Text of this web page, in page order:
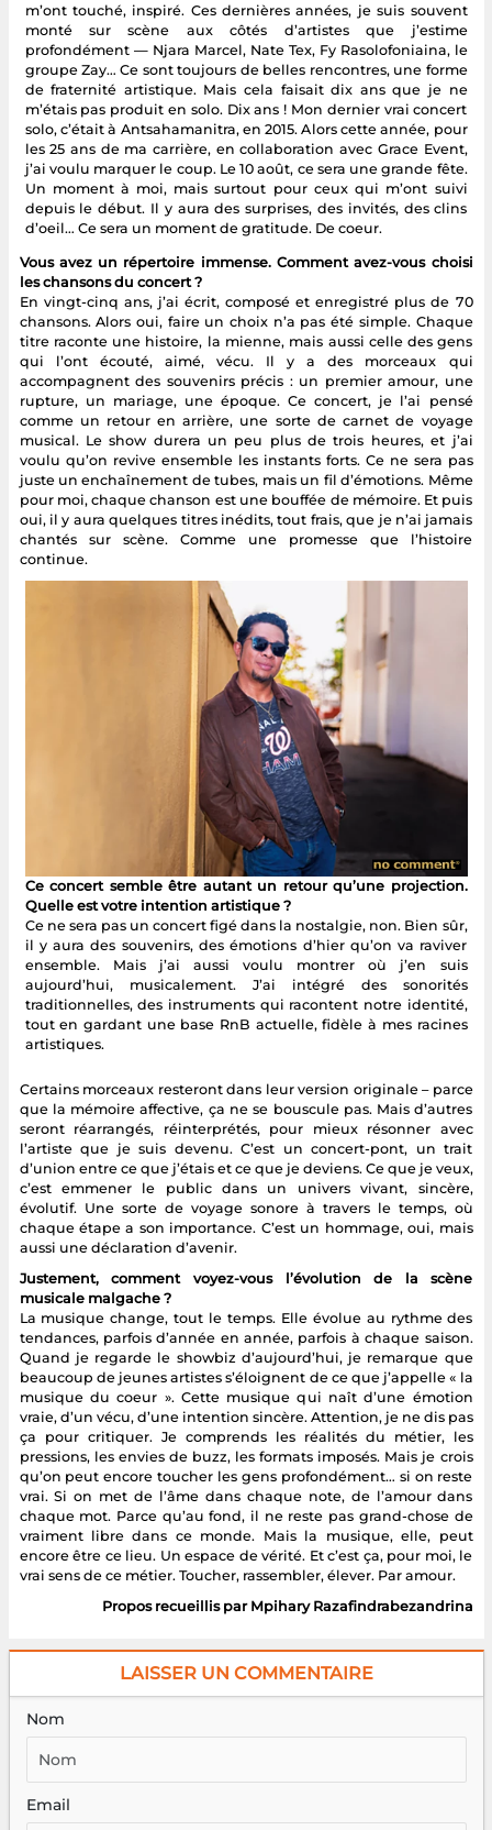
m’ont touché, inspiré. Ces dernières années, je suis souvent
monté sur scène aux côtés d’artistes que j’estime
profondément — Njara Marcel, Nate Tex, Fy Rasolofoniaina, le
groupe Zay… Ce sont toujours de belles rencontres, une forme
de fraternité artistique. Mais cela faisait dix ans que je ne
m’étais pas produit en solo. Dix ans ! Mon dernier vrai concert
solo, c’était à Antsahamanitra, en 2015. Alors cette année, pour
les 25 ans de ma carrière, en collaboration avec Grace Event,
j’ai voulu marquer le coup. Le 10 août, ce sera une grande fête.
Un moment à moi, mais surtout pour ceux qui m’ont suivi
depuis le début. Il y aura des surprises, des invités, des clins
d’oeil… Ce sera un moment de gratitude. De coeur.
Vous avez un répertoire immense. Comment avez-vous choisi
les chansons du concert ?
En vingt-cinq ans, j’ai écrit, composé et enregistré plus de 70
chansons. Alors oui, faire un choix n’a pas été simple. Chaque
titre raconte une histoire, la mienne, mais aussi celle des gens
qui l’ont écouté, aimé, vécu. Il y a des morceaux qui
accompagnent des souvenirs précis : un premier amour, une
rupture, un mariage, une époque. Ce concert, je l’ai pensé
comme un retour en arrière, une sorte de carnet de voyage
musical. Le show durera un peu plus de trois heures, et j’ai
voulu qu’on revive ensemble les instants forts. Ce ne sera pas
juste un enchaînement de tubes, mais un fil d’émotions. Même
pour moi, chaque chanson est une bouffée de mémoire. Et puis
oui, il y aura quelques titres inédits, tout frais, que je n’ai jamais
chantés sur scène. Comme une promesse que l’histoire
continue.
Ce concert semble être autant un retour qu’une projection.
Quelle est votre intention artistique ?
Ce ne sera pas un concert figé dans la nostalgie, non. Bien sûr,
il y aura des souvenirs, des émotions d’hier qu’on va raviver
ensemble. Mais j’ai aussi voulu montrer où j’en suis
aujourd’hui, musicalement. J’ai intégré des sonorités
traditionnelles, des instruments qui racontent notre identité,
tout en gardant une base RnB actuelle, fidèle à mes racines
artistiques.
Certains morceaux resteront dans leur version originale – parce
que la mémoire affective, ça ne se bouscule pas. Mais d’autres
seront réarrangés, réinterprétés, pour mieux résonner avec
l’artiste que je suis devenu. C’est un concert-pont, un trait
d’union entre ce que j’étais et ce que je deviens. Ce que je veux,
c’est emmener le public dans un univers vivant, sincère,
évolutif. Une sorte de voyage sonore à travers le temps, où
chaque étape a son importance. C’est un hommage, oui, mais
aussi une déclaration d’avenir.
Justement, comment voyez-vous l’évolution de la scène
musicale malgache ?
La musique change, tout le temps. Elle évolue au rythme des
tendances, parfois d’année en année, parfois à chaque saison.
Quand je regarde le showbiz d’aujourd’hui, je remarque que
beaucoup de jeunes artistes s’éloignent de ce que j’appelle « la
musique du coeur ». Cette musique qui naît d’une émotion
vraie, d’un vécu, d’une intention sincère. Attention, je ne dis pas
ça pour critiquer. Je comprends les réalités du métier, les
pressions, les envies de buzz, les formats imposés. Mais je crois
qu’on peut encore toucher les gens profondément… si on reste
vrai. Si on met de l’âme dans chaque note, de l’amour dans
chaque mot. Parce qu’au fond, il ne reste pas grand-chose de
vraiment libre dans ce monde. Mais la musique, elle, peut
encore être ce lieu. Un espace de vérité. Et c’est ça, pour moi, le
vrai sens de ce métier. Toucher, rassembler, élever. Par amour.
Propos recueillis par Mpihary Razafindrabezandrina
LAISSER UN COMMENTAIRE
Nom
Email